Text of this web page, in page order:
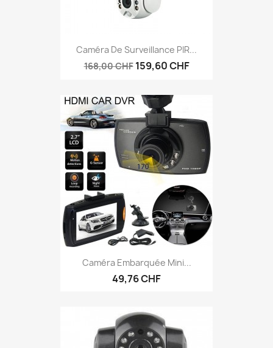
Caméra De Surveillance PIR...
168,00 CHF 159,60 CHF
Caméra Embarquée Mini...
49,76 CHF